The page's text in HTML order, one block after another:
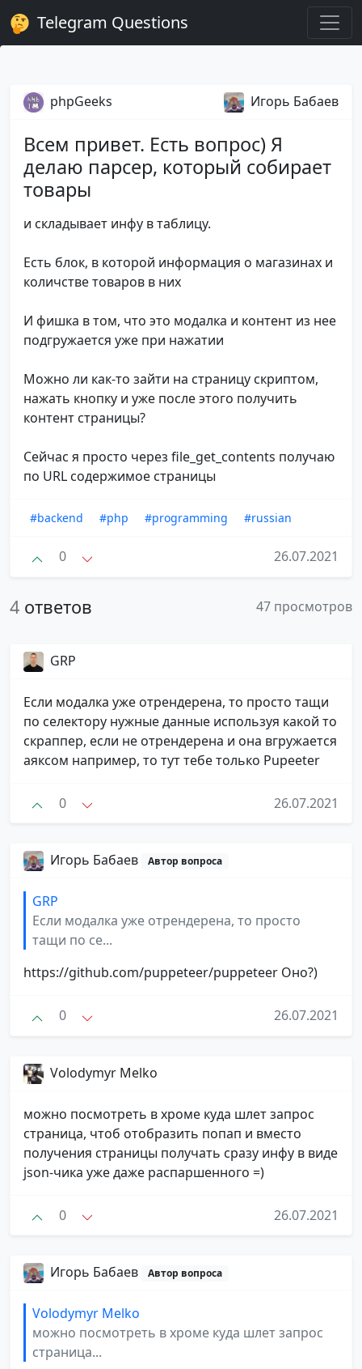
Telegram Questions
phpGeeks Игорь Бабаев
Всем привет. Есть вопрос) Я
делаю парсер, который собирает
товары
и складывает инфу в таблицу.
Есть блок, в которой информация о магазинах и
количстве товаров в них
И фишка в том, что это модалка и контент из нее
подгружается уже при нажатии
Можно ли как-то зайти на страницу скриптом,
нажать кнопку и уже после этого получить
контент страницы?
Сейчас я просто через file_get_contents получаю
по URL содержимое страницы
#backend #php #programming #russian
0 26.07.2021
4 ответов 47 просмотров
GRP
Если модалка уже отрендерена, то просто тащи
по селектору нужные данные используя какой то
скраппер, если не отрендерена и она вгружается
аяксом например, то тут тебе только Pupeeter
0 26.07.2021
Игорь Бабаев Автор вопроса
GRP
Если модалка уже отрендерена, то просто
тащи по се...
https://github.com/puppeteer/puppeteer Оно?)
0 26.07.2021
Volodymyr Melko
можно посмотреть в хроме куда шлет запрос
страница, чтоб отобразить попап и вместо
получения страницы получать сразу инфу в виде
json-чика уже даже распаршенного =)
0 26.07.2021
Игорь Бабаев Автор вопроса
Volodymyr Melko
можно посмотреть в хроме куда шлет запрос
страница...